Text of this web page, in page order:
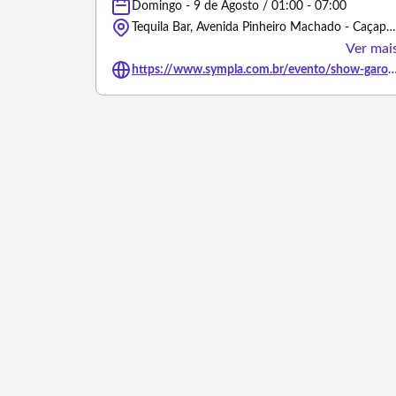
Domingo - 9 de Agosto / 01:00 - 07:00
Tequila Bar, Avenida Pinheiro Machado - Caçapava do Sul/Rio Grande do Sul
Ver
https://www.sympla.com.br/evento/show-garotos-da-rua-turne-de-43-anos-de-banda/3476763